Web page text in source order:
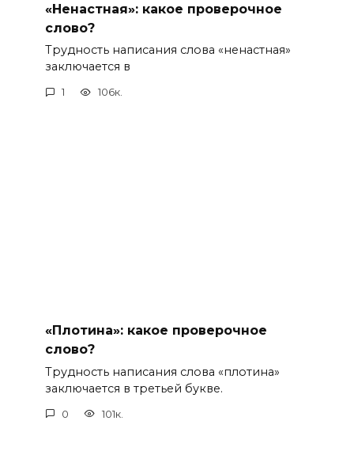
«Ненастная»: какое проверочное
слово?
Трудность написания слова «ненастная»
заключается в
1 106к.
«Плотина»: какое проверочное
слово?
Трудность написания слова «плотина»
заключается в третьей букве.
0 101к.